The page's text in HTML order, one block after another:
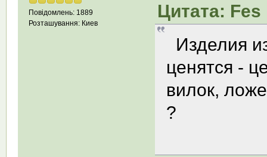
Повідомлень: 1889
Розташування: Киев
Цитата: Fes
Изделия
ценятся -
вилок,
?